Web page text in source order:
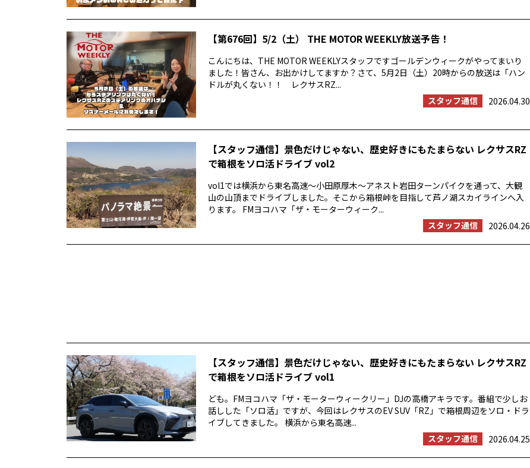
【第676回】5/2（土） THE MOTOR WEEKLY放送予告！
こんにちは、THE MOTOR WEEKLYスタッフですゴールデンウィークがやってまいり
ました！皆さん、お出かけしてますか？さて、5月2日（土）20時からの放送は「ハン
ドルが丸くない！！ レクサスRZ...
スタッフ通信
2026.04.30
【スタッフ通信】景色だけじゃない、歴史好きにもたまらない レクサスRZ
で箱根をソロ活ドライブ vol2
vol1では横浜から東名高速〜小田原厚木〜アネスト岩田ターンパイクを通って、大観
山の山頂までドライブしました。そこから箱根峠を目指して芦ノ湖スカイラインへ入
ります。 FMヨコハマ「ザ・モーターウィーク...
スタッフ通信
2026.04.26
【スタッフ通信】景色だけじゃない、歴史好きにもたまらない レクサスRZ
で箱根をソロ活ドライブ vol1
ども。FMヨコハマ「ザ・モーターウィークリー」DJの高橋アキラです。番組で少しお
話しした「ソロ活」ですが、今回はレクサスのEV SUV「RZ」で箱根周辺をソロ・ドラ
イブしてきました。 横浜から東名高速...
スタッフ通信
2026.04.25